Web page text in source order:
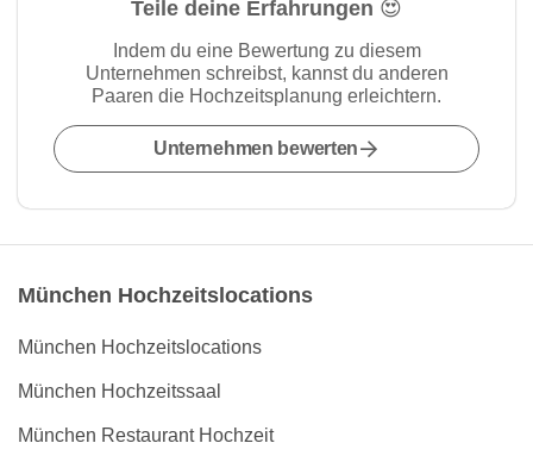
Teile deine Erfahrungen 😍
Indem du eine Bewertung zu diesem
Unternehmen schreibst, kannst du anderen
Paaren die Hochzeitsplanung erleichtern.
Unternehmen bewerten
München Hochzeitslocations
München Hochzeitslocations
München Hochzeitssaal
München Restaurant Hochzeit